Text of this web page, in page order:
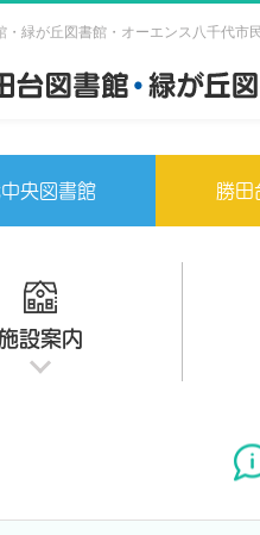
緑が丘図書館・オーエンス八千代市
央図書館 勝田
設案内